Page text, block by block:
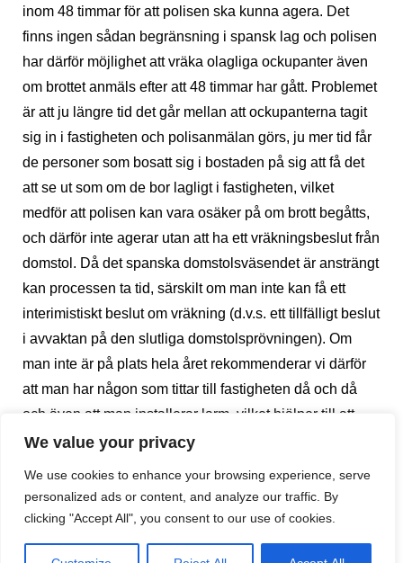
We value your privacy
We use cookies to enhance your browsing experience, serve
personalized ads or content, and analyze our traffic. By
clicking "Accept All", you consent to our use of cookies.
inom 48 timmar för att polisen ska kunna agera. Det
finns ingen sådan begränsning i spansk lag och polisen
har därför möjlighet att vräka olagliga ockupanter även
om brottet anmäls efter att 48 timmar har gått. Problemet
är att ju längre tid det går mellan att ockupanterna tagit
sig in i fastigheten och polisanmälan görs, ju mer tid får
de personer som bosatt sig i bostaden på sig att få det
att se ut som om de bor lagligt i fastigheten, vilket
medför att polisen kan vara osäker på om brott begåtts,
och därför inte agerar utan att ha ett vräkningsbeslut från
domstol. Då det spanska domstolsväsendet är ansträngt
kan processen ta tid, särskilt om man inte kan få ett
interimistiskt beslut om vräkning (d.v.s. ett tillfälligt beslut
i avvaktan på den slutliga domstolsprövningen). Om
man inte är på plats hela året rekommenderar vi därför
att man har någon som tittar till fastigheten då och då
och även att man installerar larm, vilket hjälper till att
kunna agera snabbare och kunna styrka att
När det gäller de konkreta frågeställningarna, måste vi